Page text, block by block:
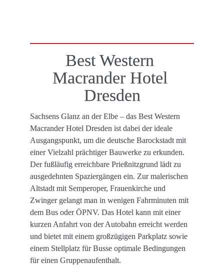
Best Western
Macrander Hotel
Dresden
Sachsens Glanz an der Elbe – das Best Western
Macrander Hotel Dresden ist dabei der ideale
Ausgangs­punkt, um die deutsche Barockstadt mit
einer Vielzahl prächtiger Bau­werke zu erkunden.
Der fußläufig erreichbare Prießnitz­grund lädt zu
ausgedehnten Spaziergängen ein. Zur malerischen
Altstadt mit Semper­oper, Frauenkirche und
Zwinger gelangt man in wenigen Fahrminuten mit
dem Bus oder ÖPNV. Das Hotel kann mit einer
kurzen Anfahrt von der Autobahn erreicht werden
und bietet mit einem großzügigen Parkplatz sowie
einem Stellplatz für Busse optimale Bedingungen
für einen Gruppen­aufenthalt.